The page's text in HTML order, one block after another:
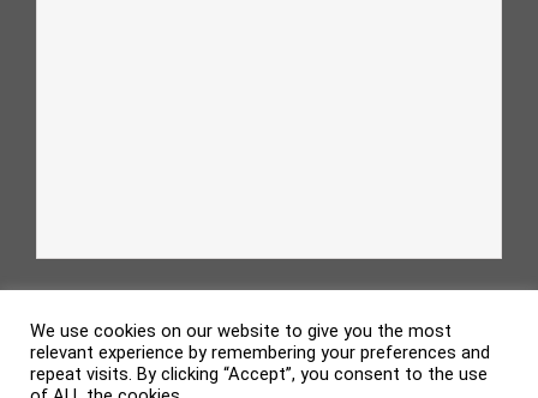
We use cookies on our website to give you the most
relevant experience by remembering your preferences and
repeat visits. By clicking “Accept”, you consent to the use